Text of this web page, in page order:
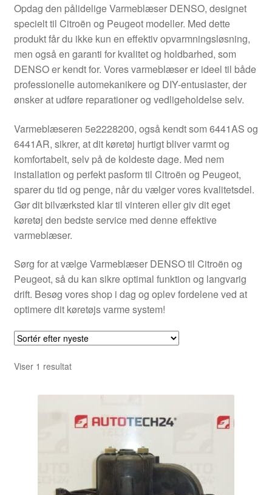
Klageprocedure
Kontakte
Kurv
Levering
Min Konto
Om os
Privatlivspolitik
Opdag den pålidelige Varmeblæser DENSO, designet
specielt til Citroën og Peugeot modeller. Med dette
produkt får du ikke kun en effektiv opvarmningsløsning,
men også en garanti for kvalitet og holdbarhed, som
DENSO er kendt for. Vores varmeblæser er ideel til både
professionelle automekanikere og DIY-entusiaster, der
ønsker at udføre reparationer og vedligeholdelse selv.
Varmeblæseren 5e2228200, også kendt som 6441AS og
6441AR, sikrer, at dit køretøj hurtigt bliver varmt og
komfortabelt, selv på de koldeste dage. Med nem
installation og perfekt pasform til Citroën og Peugeot,
sparer du tid og penge, når du vælger vores kvalitetsdel.
Gør dit bilværksted klar til vinteren eller giv dit eget
køretøj den bedste service med denne effektive
varmeblæser.
Sørg for at vælge Varmeblæser DENSO til Citroën og
Peugeot, så du kan sikre optimal funktion og langvarig
drift. Besøg vores shop i dag og oplev fordelene ved at
optimere dit køretøjs varme system!
Viser 1 resultat